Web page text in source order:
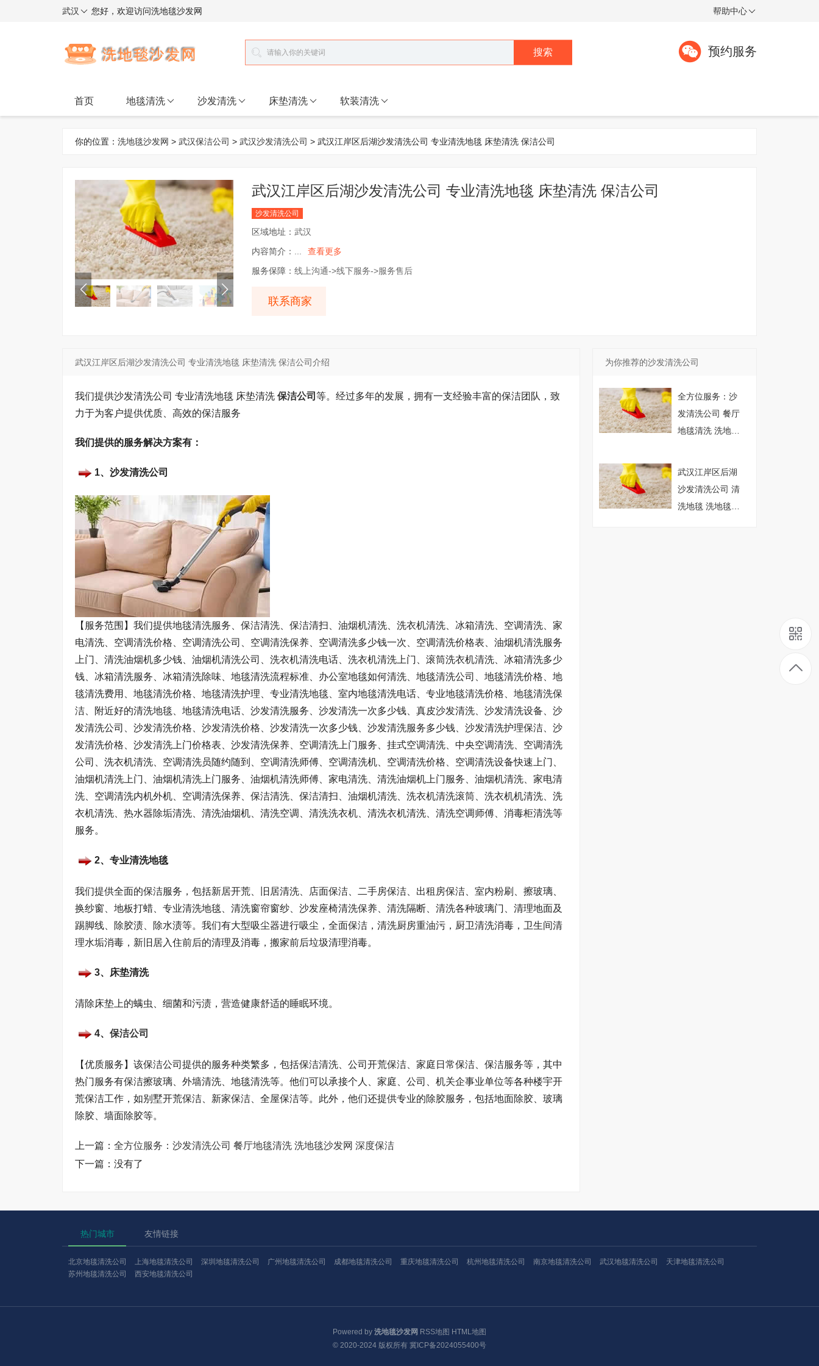
武汉 您好，欢迎访问洗地毯沙发网 帮助中心
搜索 预约服务
首页 地毯清洗 沙发清洗 床垫清洗 软装清洗
你的位置： 洗地毯沙发网 > 武汉保洁公司 > 武汉沙发清洗公司 > 武汉江岸区后湖沙发清洗公司 专业清洗地毯 床垫清洗 保洁公司
武汉江岸区后湖沙发清洗公司 专业清洗地毯 床垫清洗 保洁公司
沙发清洗公司
区域地址： 武汉
内容简介：
查看更多
服务保障： 线上沟通->线下服务->服务售后
联系商家
武汉江岸区后湖沙发清洗公司 专业清洗地毯 床垫清洗 保洁公司介绍
我们提供沙发清洗公司 专业清洗地毯 床垫清洗 保洁公司 等。经过多年的发展，拥有一支经验丰富的保洁团队，致
力于为客户提供优质、高效的保洁服务
我们提供的服务解决方案有：
1、沙发清洗公司
【服务范围】我们提供地毯清洗服务、保洁清洗、保洁清扫、油烟机清洗、洗衣机清洗、冰箱清洗、空调清洗、家
电清洗、空调清洗价格、空调清洗公司、空调清洗保养、空调清洗多少钱一次、空调清洗价格表、油烟机清洗服务
上门、清洗油烟机多少钱、油烟机清洗公司、洗衣机清洗电话、洗衣机清洗上门、滚筒洗衣机清洗、冰箱清洗多少
钱、冰箱清洗服务、冰箱清洗除味、地毯清洗流程标准、办公室地毯如何清洗、地毯清洗公司、地毯清洗价格、地
毯清洗费用、地毯清洗价格、地毯清洗护理、专业清洗地毯、室内地毯清洗电话、专业地毯清洗价格、地毯清洗保
洁、附近好的清洗地毯、地毯清洗电话、沙发清洗服务、沙发清洗一次多少钱、真皮沙发清洗、沙发清洗设备、沙
发清洗公司、沙发清洗价格、沙发清洗价格、沙发清洗一次多少钱、沙发清洗服务多少钱、沙发清洗护理保洁、沙
发清洗价格、沙发清洗上门价格表、沙发清洗保养、空调清洗上门服务、挂式空调清洗、中央空调清洗、空调清洗
公司、洗衣机清洗、空调清洗员随约随到、空调清洗师傅、空调清洗机、空调清洗价格、空调清洗设备快速上门、
油烟机清洗上门、油烟机清洗上门服务、油烟机清洗师傅、家电清洗、清洗油烟机上门服务、油烟机清洗、家电清
洗、空调清洗内机外机、空调清洗保养、保洁清洗、保洁清扫、油烟机清洗、洗衣机清洗滚筒、洗衣机机清洗、洗
衣机清洗、热水器除垢清洗、清洗油烟机、清洗空调、清洗洗衣机、清洗衣机清洗、清洗空调师傅、消毒柜清洗等
服务。
2、专业清洗地毯
我们提供全面的保洁服务，包括新居开荒、旧居清洗、店面保洁、二手房保洁、出租房保洁、室内粉刷、擦玻璃、
换纱窗、地板打蜡、专业清洗地毯、清洗窗帘窗纱、沙发座椅清洗保养、清洗隔断、清洗各种玻璃门、清理地面及
踢脚线、除胶渍、除水渍等。我们有大型吸尘器进行吸尘，全面保洁，清洗厨房重油污，厨卫清洗消毒，卫生间清
理水垢消毒，新旧居入住前后的清理及消毒，搬家前后垃圾清理消毒。
3、床垫清洗
清除床垫上的螨虫、细菌和污渍，营造健康舒适的睡眠环境。
4、 保洁公司
【优质服务】该保洁公司提供的服务种类繁多，包括保洁清洗、公司开荒保洁、家庭日常保洁、保洁服务等，其中
热门服务有保洁擦玻璃、外墙清洗、地毯清洗等。他们可以承接个人、家庭、公司、机关企事业单位等各种楼宇开
荒保洁工作，如别墅开荒保洁、新家保洁、全屋保洁等。此外，他们还提供专业的除胶服务，包括地面除胶、玻璃
除胶、墙面除胶等。
上一篇： 全方位服务：沙发清洗公司 餐厅地毯清洗 洗地毯沙发网 深度保洁
下一篇：没有了
为你推荐的沙发清洗公司
全方位服务：沙
发清洗公司 餐厅
地毯清洗 洗地毯
武汉江岸区后湖
沙发清洗公司 清
洗地毯 洗地毯沙
热门城市 友情链接
北京地毯清洗公司 上海地毯清洗公司 深圳地毯清洗公司 广州地毯清洗公司 成都地毯清洗公司 重庆地毯清洗公司 杭州地毯清洗公司 南京地毯清洗公司 武汉地毯清洗公司
天津地毯清洗公司
苏州地毯清洗公司
西安地毯清洗公司
Powered by 洗地毯沙发网 RSS地图 HTML地图
© 2020-2024 版权所有 冀ICP备2024055400号